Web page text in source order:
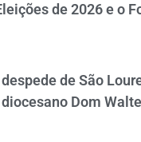
de 2026 e o
de São
Dom